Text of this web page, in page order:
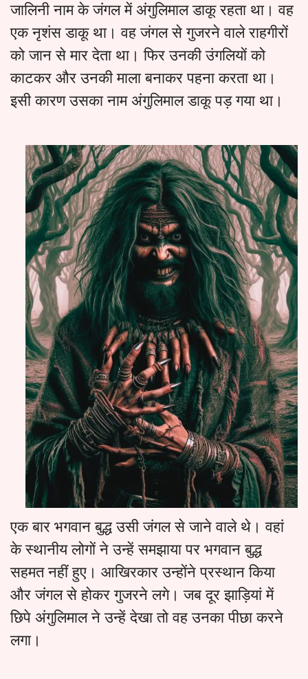
जालिनी नाम के जंगल में अंगुलिमाल डाकू रहता था। वह
एक नृशंस डाकू था। वह जंगल से गुजरने वाले राहगीरों
को जान से मार देता था। फिर उनकी उंगलियों को
काटकर और उनकी माला बनाकर पहना करता था।
इसी कारण उसका नाम अंगुलिमाल डाकू पड़ गया था।
एक बार भगवान बुद्ध उसी जंगल से जाने वाले थे। वहां
के स्थानीय लोगों ने उन्हें समझाया पर भगवान बुद्ध
सहमत नहीं हुए। आखिरकार उन्होंने प्रस्थान किया
और जंगल से होकर गुजरने लगे। जब दूर झाड़ियां में
छिपे अंगुलिमाल ने उन्हें देखा तो वह उनका पीछा करने
लगा।